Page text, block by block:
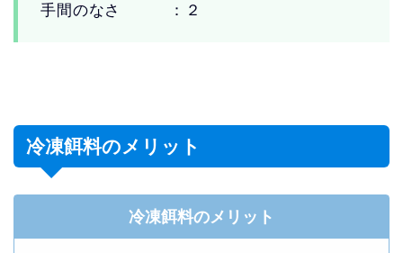
手間のなさ ：２
冷凍餌料のメリット
冷凍餌料のメリット